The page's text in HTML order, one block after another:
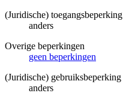
(Juridische) toegangsbeperking
anders
Overige beperkingen
geen beperkingen
(Juridische) gebruiksbeperking
anders